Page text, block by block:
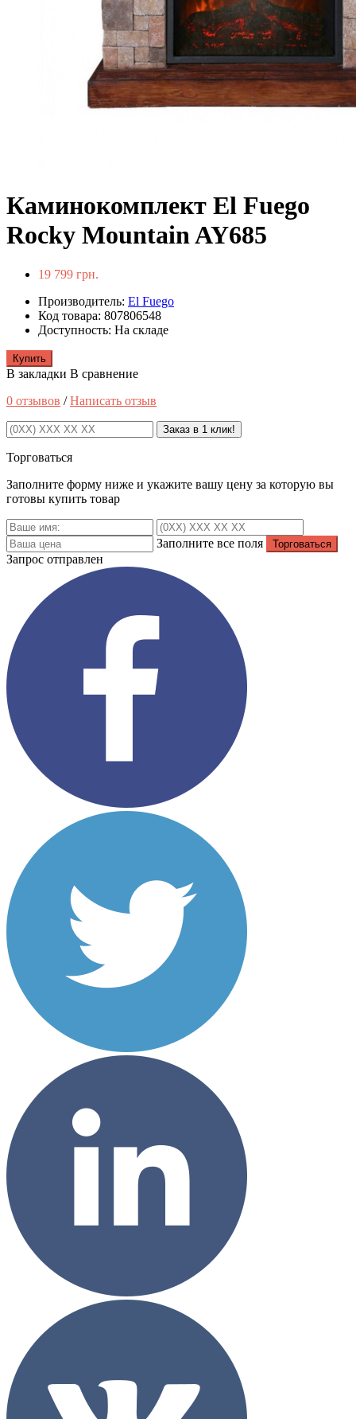
Каминокомплект El Fuego
Rocky Mountain AY685
19 799 грн.
Производитель: El Fuego
Код товара: 807806548
Доступность: На складе
Купить
В закладки В сравнение
0 отзывов /Написать отзыв
Заказ в 1 клик!
Торговаться
Заполните форму ниже и укажите вашу цену за которую вы
готовы купить товар
Заполните все поля
Запрос отправлен